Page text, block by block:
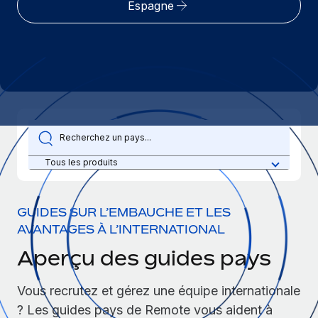
Gestion des freelances
Intégrez et gérez vos freelances partout dans le monde
INFRASTRUCTURE
Intégration Remote
Intégrez vos RH aux flux de travail en toute simplicité
Plateforme
Des fonctions RH clés intégrées pour votre équipe
Connecter
Nouveau
Connectez n'importe quel outil d’IA à Remote grâce à
notre MCP
Intégrations
Rationalisez vos processus avec des outils essentiels
Comparer Remote
Start-ups
Des solutions agiles et internationales pour les RH et la
Entreprises intermédiaires
Développez vos équipes avec des solutions RH sur
mesure
Entreprise
Les RH à l’international pour les grandes entreprises
TRAVAILLONS ENSEMBLE
Partenaires stratégiques de la tech
APPRENDRE AVEC REMOTE
Recherche et guides
Études de cas
Glossaire RH
Checklists et modèles
Descriptions de postes
Webinaires
Nederlands
Deutsch
Español
Italiano
Português (Portugal)
日本語
한국어
中文（简体）
Connexion
Espagne
Tous les produits
GUIDES SUR L’EMBAUCHE ET LES
AVANTAGES À L’INTERNATIONAL
Aperçu des guides pays
Vous recrutez et gérez une équipe internationale
? Les guides pays de Remote vous aident à